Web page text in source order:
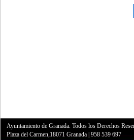
Ayuntamiento de Granada. Todos los Derechos
Plaza del Carmen,18071 Granada |958 539 697